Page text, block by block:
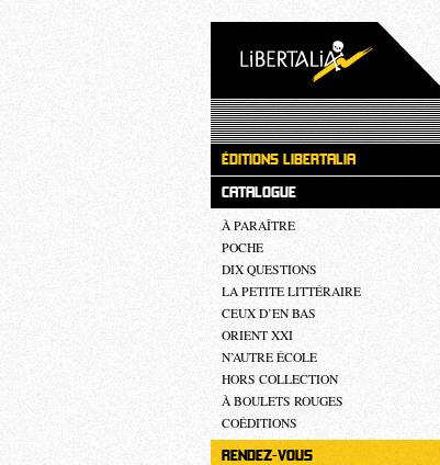
ÉDITIONS LIBERTALIA
CATALOGUE
À PARAÎTRE
POCHE
DIX QUESTIONS
LA PETITE LITTÉRAIRE
CEUX D’EN BAS
ORIENT XXI
N’AUTRE ÉCOLE
HORS COLLECTION
À BOULETS ROUGES
COÉDITIONS
RENDEZ-VOUS